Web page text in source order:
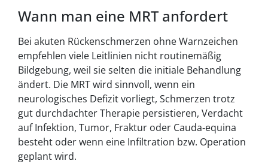
Wann man eine MRT anfordert
Bei akuten Rückenschmerzen ohne Warnzeichen
empfehlen viele Leitlinien nicht routinemäßig
Bildgebung, weil sie selten die initiale Behandlung
ändert. Die MRT wird sinnvoll, wenn ein
neurologisches Defizit vorliegt, Schmerzen trotz
gut durchdachter Therapie persistieren, Verdacht
auf Infektion, Tumor, Fraktur oder Cauda‑equina
besteht oder wenn eine Infiltration bzw. Operation
geplant wird.